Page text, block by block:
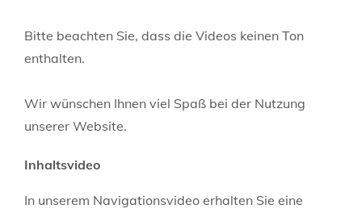
Bitte beachten Sie, dass die Videos keinen Ton
enthalten.
Wir wünschen Ihnen viel Spaß bei der Nutzung
unserer Website.
Inhaltsvideo
In unserem Navigationsvideo erhalten Sie eine